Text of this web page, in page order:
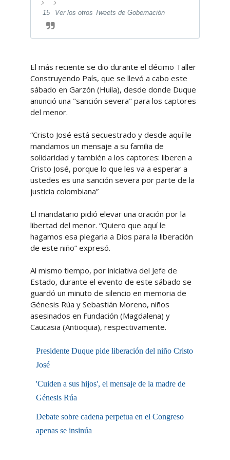
15 Ver los otros Tweets de Gobernación
El más reciente se dio durante el décimo Taller
Construyendo País, que se llevó a cabo este
sábado en Garzón (Huila), desde donde Duque
anunció una "sanción severa" para los captores
del menor.
“Cristo José está secuestrado y desde aquí le
mandamos un mensaje a su familia de
solidaridad y también a los captores: liberen a
Cristo José, porque lo que les va a esperar a
ustedes es una sanción severa por parte de la
justicia colombiana”
El mandatario pidió elevar una oración por la
libertad del menor. “Quiero que aquí le
hagamos esa plegaria a Dios para la liberación
de este niño” expresó.
Al mismo tiempo, por iniciativa del Jefe de
Estado, durante el evento de este sábado se
guardó un minuto de silencio en memoria de
Génesis Rúa y Sebastián Moreno, niños
asesinados en Fundación (Magdalena) y
Caucasia (Antioquia), respectivamente.
Presidente Duque pide liberación del niño Cristo
José
'Cuiden a sus hijos', el mensaje de la madre de
Génesis Rúa
Debate sobre cadena perpetua en el Congreso
apenas se insinúa